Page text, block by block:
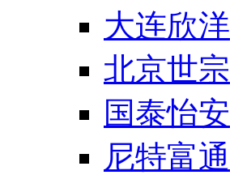
大连欣洋
北京世宗
国泰怡安
尼特富通